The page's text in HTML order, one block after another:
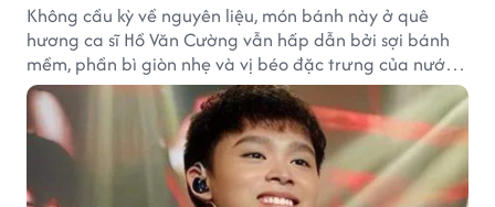
Không cầu kỳ về nguyên liệu, món bánh này ở quê
hương ca sĩ Hồ Văn Cường vẫn hấp dẫn bởi sợi bánh
mềm, phần bì giòn nhẹ và vị béo đặc trưng của nước
cốt dừa.